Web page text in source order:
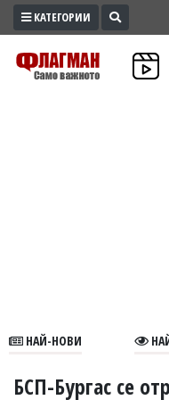
ПРОМО
ЗОНА
В
КАТЕГОРИИ
НАЙ-НОВИ
БСП-Бургас се